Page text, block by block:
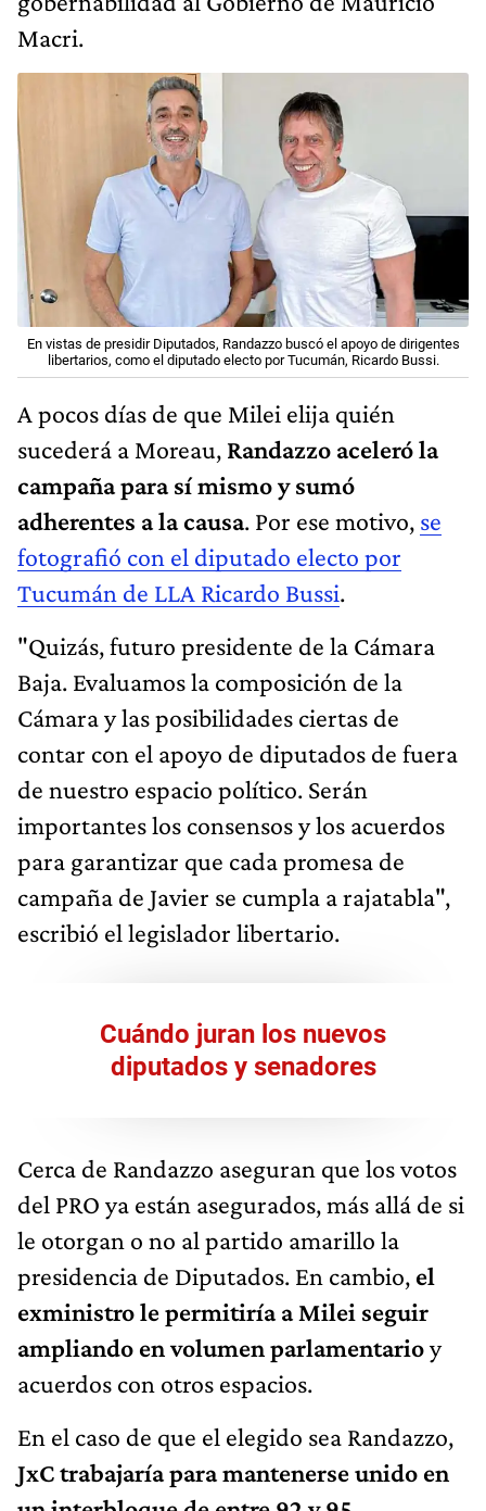
Macri.
En vistas de presidir Diputados, Randazzo buscó el apoyo de dirigentes
libertarios, como el diputado electo por Tucumán, Ricardo Bussi.
A pocos días de que Milei elija quién
sucederá a Moreau, Randazzo aceleró la
campaña para sí mismo y sumó
adherentes a la causa. Por ese motivo, se
fotografió con el diputado electo por
Tucumán de LLA Ricardo Bussi.
"Quizás, futuro presidente de la Cámara
Baja. Evaluamos la composición de la
Cámara y las posibilidades ciertas de
contar con el apoyo de diputados de fuera
de nuestro espacio político. Serán
importantes los consensos y los acuerdos
para garantizar que cada promesa de
campaña de Javier se cumpla a rajatabla",
escribió el legislador libertario.
Cuándo juran los nuevos
diputados y senadores
Cerca de Randazzo aseguran que los votos
del PRO ya están asegurados, más allá de si
le otorgan o no al partido amarillo la
presidencia de Diputados. En cambio, el
exministro le permitiría a Milei seguir
ampliando en volumen parlamentarioy
acuerdos con otros espacios.
En el caso de que el elegido sea Randazzo,
JxC trabajaría para mantenerse unido en